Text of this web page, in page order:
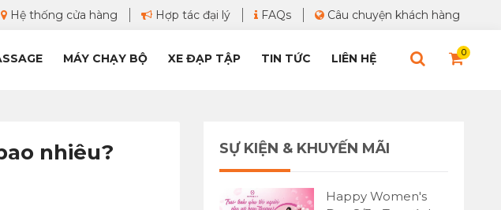
Hệ thống cửa hàng Hợp tác đại lý FAQs Câu chuyện khách hàng
0
MÁY CHẠY BỘ XE ĐẠP TẬP TIN TỨC LIÊN HỆ
nhiêu? SỰ KIỆN & KHUYẾN MÃI
Happy Women's